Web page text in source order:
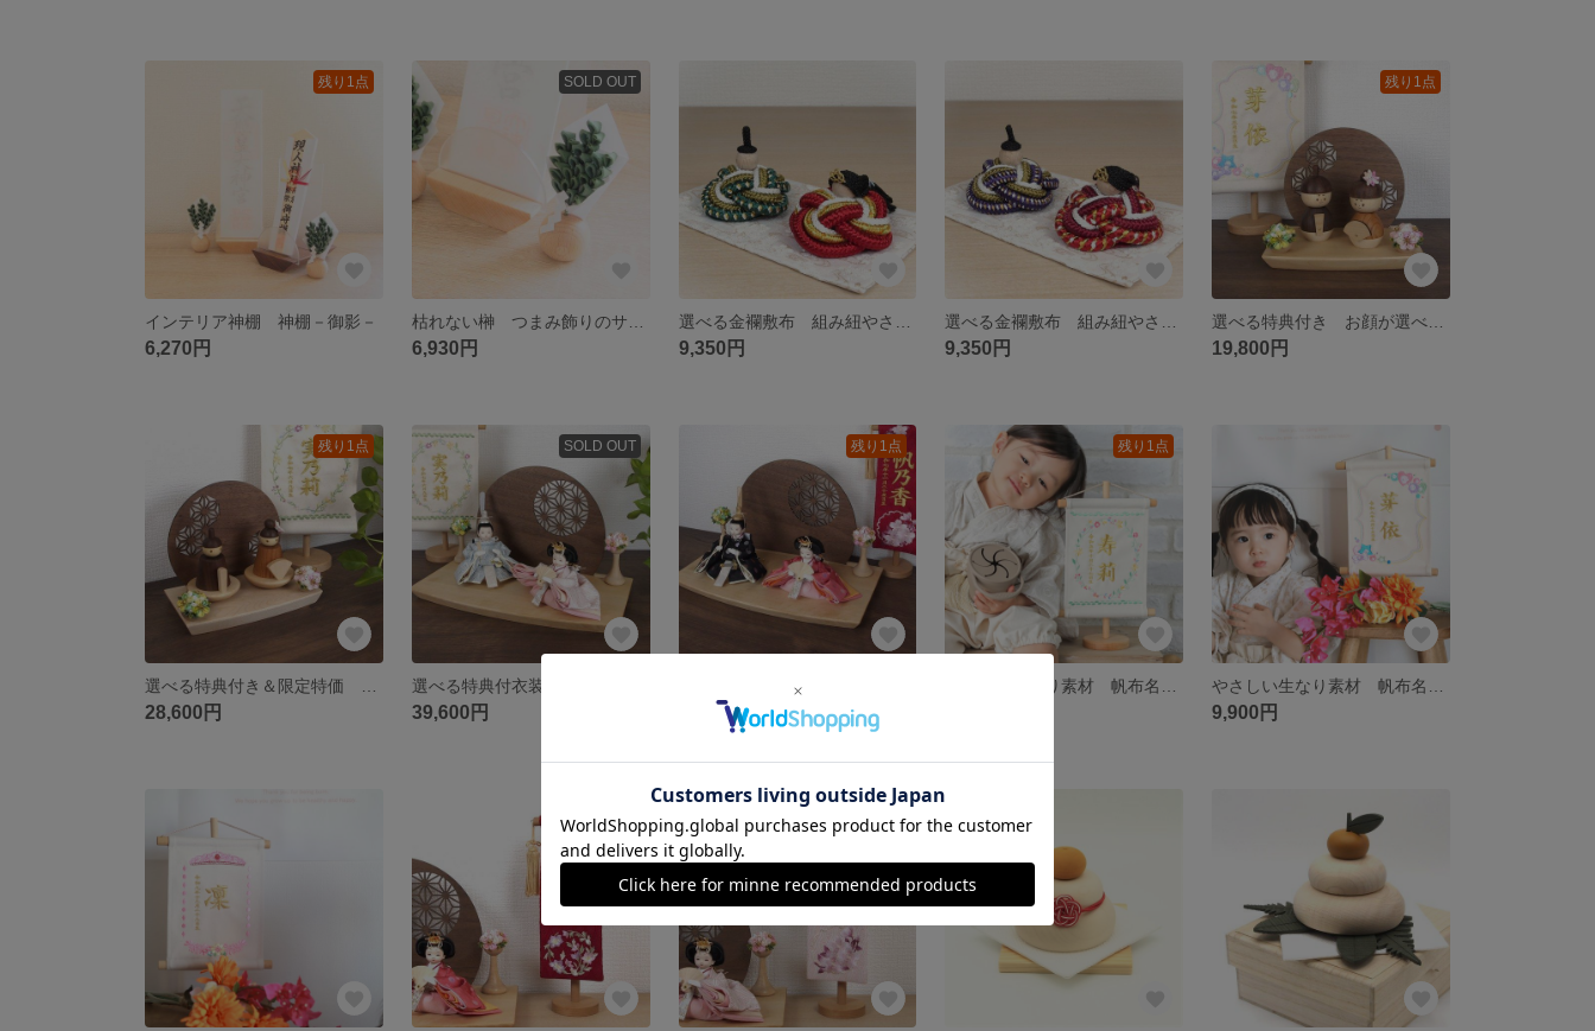
残り1点
インテリア神棚 神棚－御影－
6,270円
SOLD OUT
6,930円 9,350円 9,350円
残り1点
19,800円
残り1点
28,600円
SOLD OUT
39,600円
残り1点
39,600円
残り1点
9,900円
残り1点